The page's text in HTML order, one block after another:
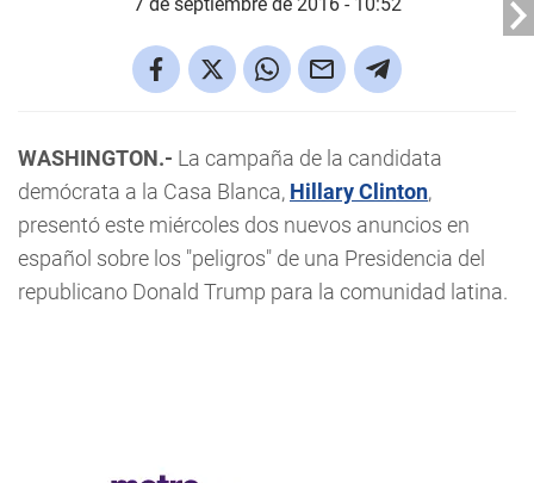
WASHINGTON.- La campaña de la candidata
demócrata a la Casa Blanca, Hillary Clinton,
presentó este miércoles dos nuevos anuncios en
español sobre los "peligros" de una Presidencia del
republicano Donald Trump para la comunidad latina.